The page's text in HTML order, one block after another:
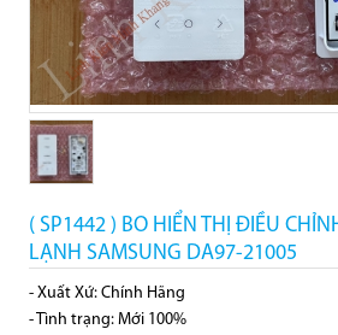
( SP1442 ) BO HIỂN THỊ ĐIỀU
LẠNH SAMSUNG DA97-21005
- Xuất Xứ: Chính Hãng
- Tình trạng: Mới 100%